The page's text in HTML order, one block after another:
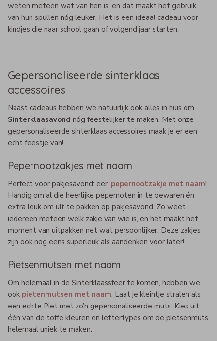
weten meteen wat van hen is, en dat maakt het gebruik
van hun spullen nóg leuker. Het is een ideaal cadeau voor
kindjes die naar school gaan of volgend jaar starten.
Gepersonaliseerde sinterklaas
accessoires
Naast cadeaus hebben we natuurlijk ook alles in huis om
Sinterklaasavond nóg feestelijker te maken. Met onze
gepersonaliseerde sinterklaas accessoires maak je er een
echt feestje van!
Pepernootzakjes met naam
Perfect voor pakjesavond: een pepernootzakje met naam!
Handig om al die heerlijke pepernoten in te bewaren én
extra leuk om uit te pakken op pakjesavond. Zo weet
iedereen meteen welk zakje van wie is, en het maakt het
moment van uitpakken net wat persoonlijker. Deze zakjes
zijn ook nog eens superleuk als aandenken voor later!
Pietsenmutsen met naam
Om helemaal in de Sinterklaassfeer te komen, hebben we
ook pietenmutsen met naam. Laat je kleintje stralen als
een echte Piet met zo’n gepersonaliseerde muts. Kies uit
één van de toffe kleuren en lettertypes om de pietsenmuts
helemaal uniek te maken.